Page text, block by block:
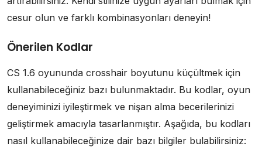
cesur olun ve farklı kombinasyonları deneyin!
Önerilen Kodlar
CS 1.6 oyununda crosshair boyutunu küçültmek için
kullanabileceğiniz bazı bulunmaktadır. Bu kodlar, oyun
deneyiminizi iyileştirmek ve nişan alma becerilerinizi
geliştirmek amacıyla tasarlanmıştır. Aşağıda, bu kodları
nasıl kullanabileceğinize dair bazı bilgiler bulabilirsiniz: